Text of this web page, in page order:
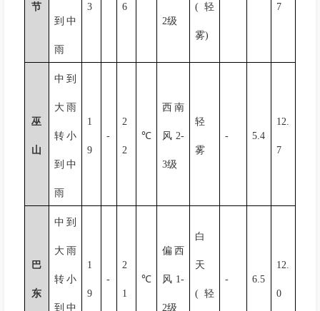
节
到中
雨
3 6
2级
(轻
雾)
7
巫
山
中到
大雨
转小
到中
雨
1
9
-
2
2
℃
西南
风 2-
3级
轻
雾
- 5.4
12.
7
巴
东
中到
大雨
转小
到中
1
9
-
2
1
℃
偏西
风 1-
2级
白
天
(轻
- 6.5
12.
0